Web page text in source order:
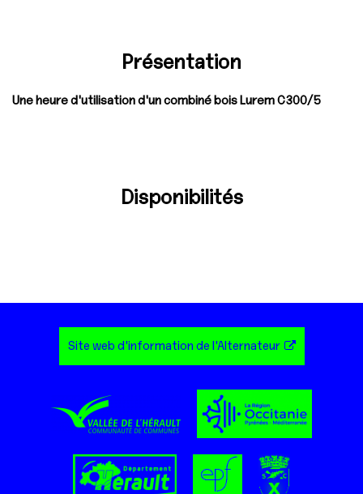
Présentation
Une heure d'utilisation d'un combiné bois Lurem C300/5
Disponibilités
Site web d'information de l'Alternateur